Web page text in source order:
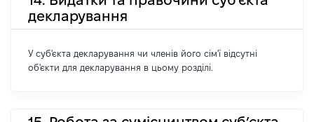
декларування
У суб'єкта декларування чи членів його сім'ї відсутні
об'єкти для декларування в цьому розділі.